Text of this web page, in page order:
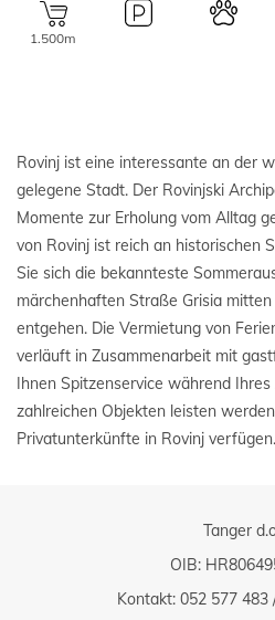
1.500m
Rovinj ist eine interessante an der
gelegene Stadt. Der Rovinjski
Momente zur Erholung vom Alltag
von Rovinj ist reich an historischen
Sie sich die bekannteste
märchenhaften Straße Grisia
entgehen. Die Vermietung von
verläuft in Zusammenarbeit mit
Ihnen Spitzenservice während
zahlreichen Objekten leisten
Privatunterkünfte in Rovinj verfügen.
Tanger
OIB:
Kontakt: 052 577 483